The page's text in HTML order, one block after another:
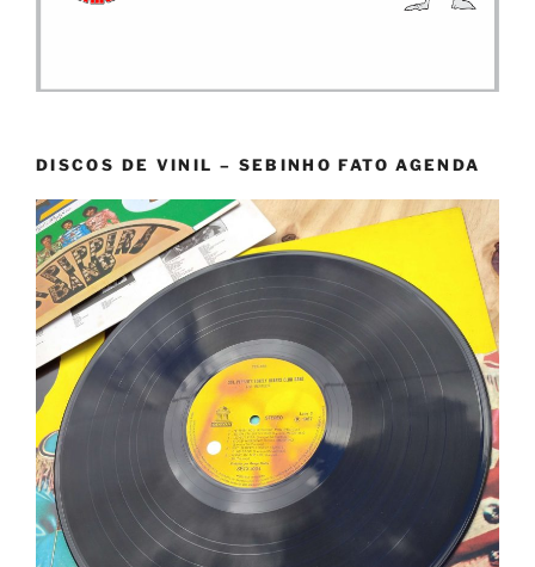
DISCOS DE VINIL – SEBINHO FATO AGENDA